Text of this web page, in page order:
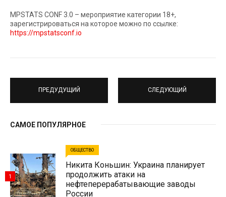
MPSTATS CONF 3.0 – мероприятие категории 18+,
зарегистрироваться на которое можно по ссылке:
https://mpstatsconf.io
ПРЕДУДУЩИЙ СЛЕДУЮЩИЙ
САМОЕ ПОПУЛЯРНОЕ
ОБЩЕСТВО
Никита Коньшин: Украина планирует
продолжить атаки на
нефтеперерабатывающие заводы
России
1